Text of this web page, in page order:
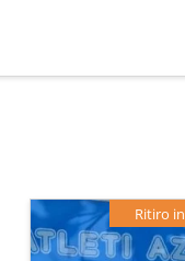
Ritiro